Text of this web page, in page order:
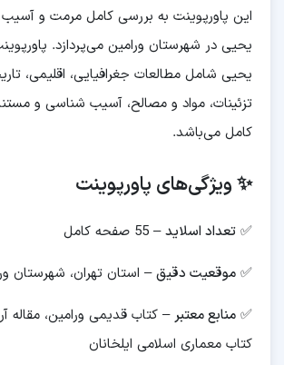
این پاورپوینت به بررسی کامل مرمت و آسیب
یحیی در شهرستان ورامین می‌پردازد.
یحیی شامل مطالعات جغرافیایی، اقلیمی،
تزئینات، مواد و مصالح، آسیب شناسی و
کامل می‌باشد.
✨ ویژگی‌های پاورپوینت
✅ تعداد اسلاید– 55 صفحه کامل
✅ موقعیت دقیق– استان تهران، شهرستان
✅ منابع معتبر– کتاب قدیمی ورامین، مقاله
کتاب معماری اسلامی ایلخانان